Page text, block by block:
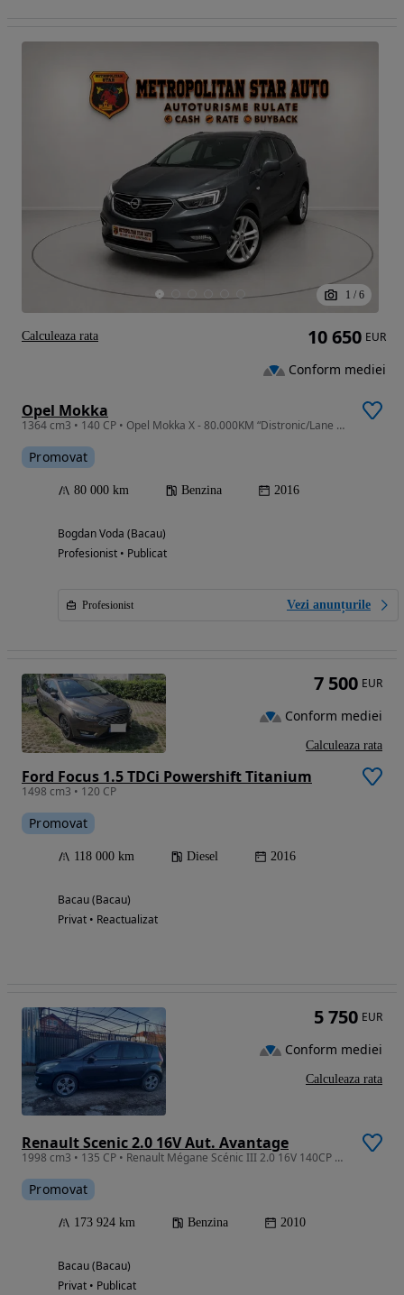
1 / 6
Opel Mokka
1364 cm3 • 140 CP • Opel Mokka X - 80.000KM “Distronic/Lane Assist”
Promovat
80 000 km Benzina 2016
Bogdan Voda (Bacau)
Profesionist • Publicat
Profesionist Vezi anunțurile
10 650 EUR
Conform mediei
Calculeaza rata
Ford Focus 1.5 TDCi Powershift Titanium
1498 cm3 • 120 CP
Promovat
118 000 km Diesel 2016
Bacau (Bacau)
Privat • Reactualizat
7 500 EUR
Conform mediei
Calculeaza rata
Renault Scenic 2.0 16V Aut. Avantage
1998 cm3 • 135 CP • Renault Mégane Scénic III 2.0 16V 140CP AUTOMAT PRIVILEGE -
Promovat
173 924 km Benzina 2010
Bacau (Bacau)
Privat • Publicat
5 750 EUR
Conform mediei
Calculeaza rata